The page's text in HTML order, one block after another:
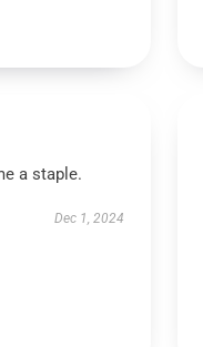
a staple.
Dec 1, 2024